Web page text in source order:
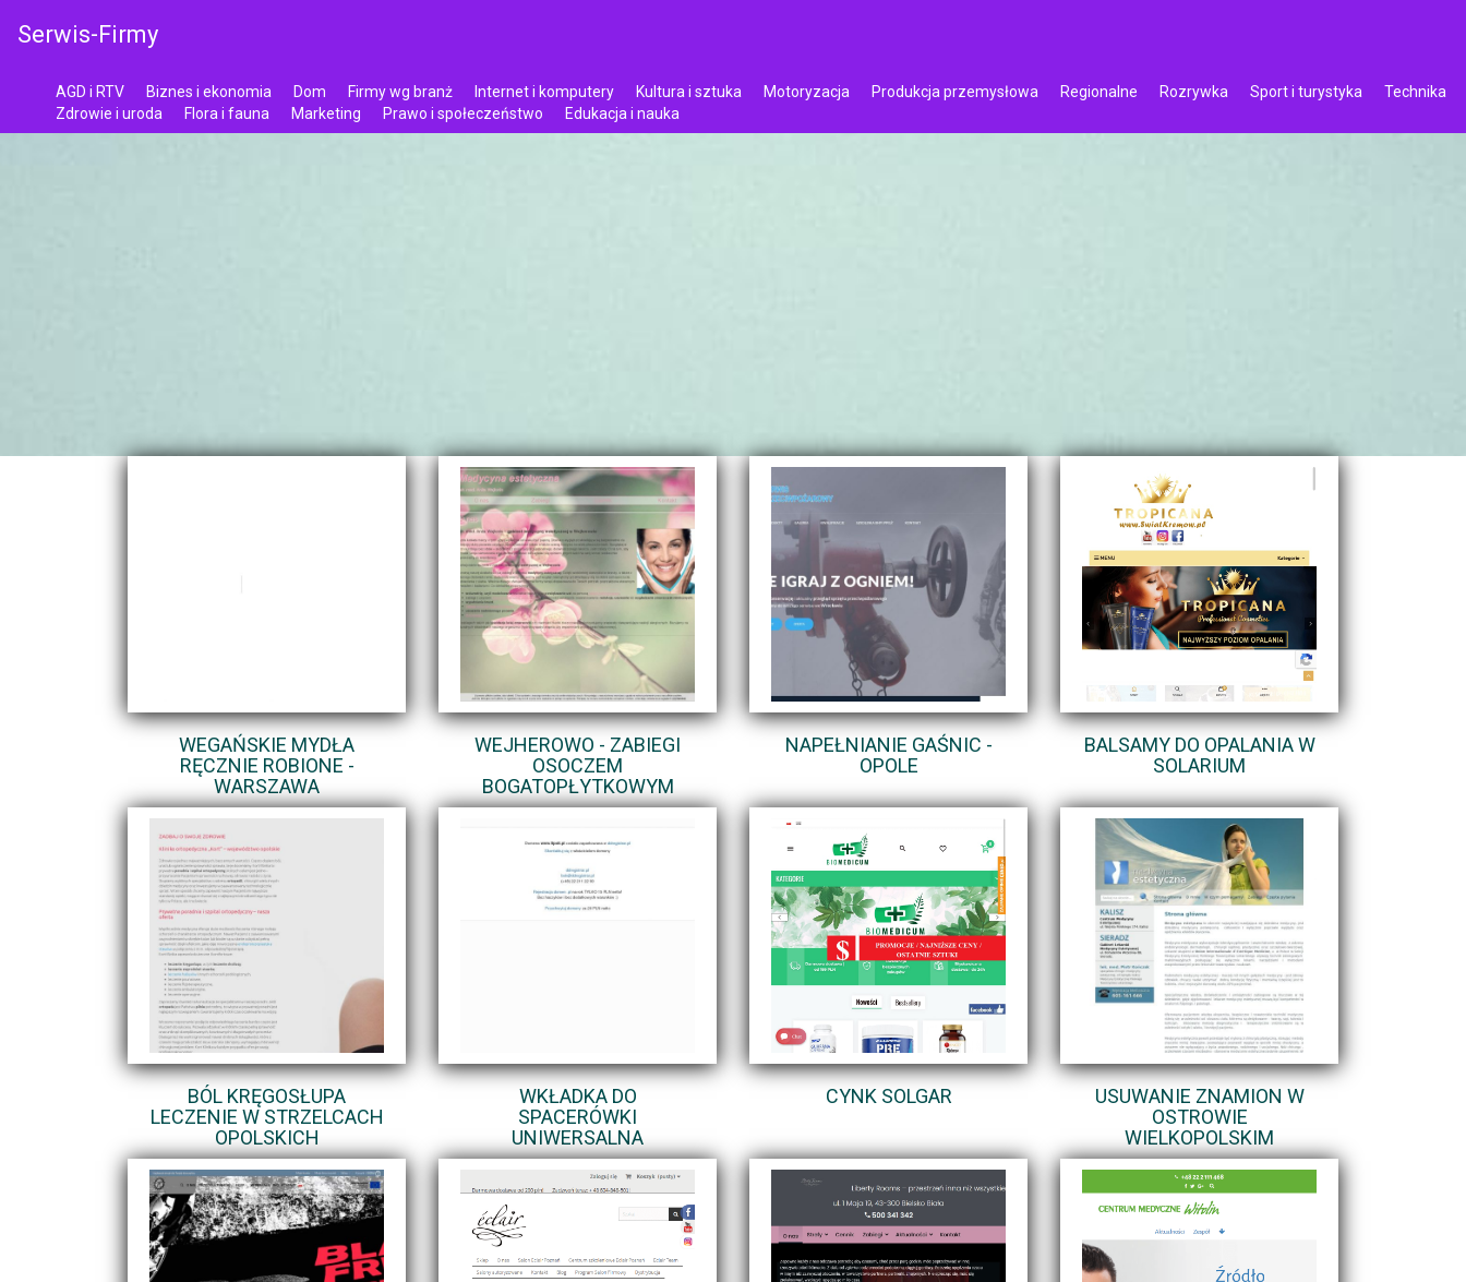
Serwis-Firmy
AGD i RTV Biznes i ekonomia Dom Firmy wg branż Internet i komputery Kultura i sztuka Motoryzacja Produkcja przemysłowa Regionalne Rozrywka Sport i turystyka
Technika
Zdrowie i uroda
Flora i fauna Marketing Prawo i społeczeństwo Edukacja i nauka
WEGAŃSKIE MYDŁA
RĘCZNIE ROBIONE -
WARSZAWA
WEJHEROWO - ZABIEGI
OSOCZEM
BOGATOPŁYTKOWYM
NAPEŁNIANIE GAŚNIC -
OPOLE
BALSAMY DO OPALANIA W
SOLARIUM
BÓL KRĘGOSŁUPA
LECZENIE W STRZELCACH
OPOLSKICH
WKŁADKA DO
SPACERÓWKI
UNIWERSALNA
CYNK SOLGAR
USUWANIE ZNAMION W
OSTROWIE
WIELKOPOLSKIM